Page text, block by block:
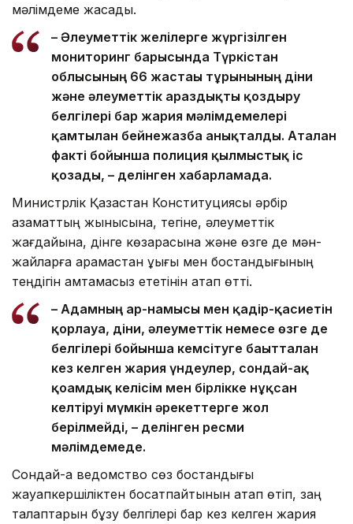
мәлімдеме жасады.
– Әлеуметтік желілерге жүргізілген
мониторинг барысында Түркістан
облысының 66 жастағы тұрғынының діни
және әлеуметтік араздықты қоздыру
белгілері бар жария мәлімдемелері
қамтылған бейнежазба анықталды. Аталған
факті бойынша полиция қылмыстық іс
қозғады, – делінген хабарламада.
Министрлік Қазақстан Конституциясы әрбір
азаматтың жынысына, тегіне, әлеуметтік
жағдайына, дінге көзқарасына және өзге де мән-
жайларға қарамастан құқығы мен бостандығының
теңдігін қамтамасыз ететінін атап өтті.
– Адамның ар-намысы мен қадір-қасиетін
қорлауға, діни, әлеуметтік немесе өзге де
белгілері бойынша кемсітуге бағытталған
кез келген жария үндеулер, сондай-ақ
қоғамдық келісім мен бірлікке нұқсан
келтіруі мүмкін әрекеттерге жол
берілмейді, – делінген ресми
мәлімдемеде.
Сондай-ақ ведомство сөз бостандығы
жауапкершіліктен босатпайтынын атап өтіп, заң
талаптарын бұзу белгілері бар кез келген жария